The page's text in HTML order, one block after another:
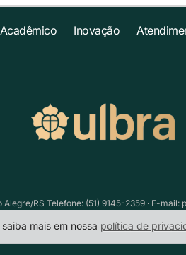
Inovação
RS Telefone: (51) 9145-2359 · E-mail:
mais em nossa política de